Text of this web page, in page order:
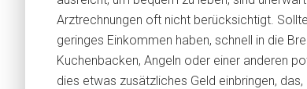
Arztrechnungen oft nicht berücksichtigt.
geringes Einkommen haben, schnell in die
Kuchenbacken, Angeln oder einer anderen
dies etwas zusätzliches Geld einbringen,